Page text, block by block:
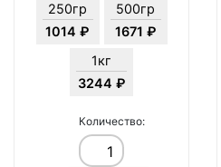
250гр
1014 ₽
500гр
1671 ₽
1кг
3244 ₽
Количество: